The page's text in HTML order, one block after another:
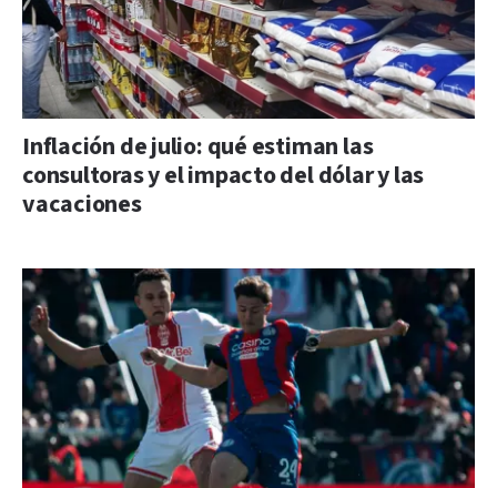
Inflación de julio: qué estiman las
consultoras y el impacto del dólar y las
vacaciones